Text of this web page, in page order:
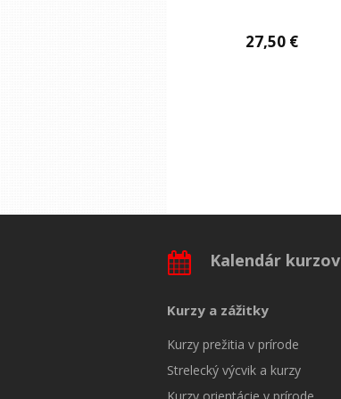
27,50€
9,90€
9,90€
9,90€
Kalendár kurzov
Kurzy a zážitky
Kurzy prežitia v prírode
Strelecký výcvik a kurzy